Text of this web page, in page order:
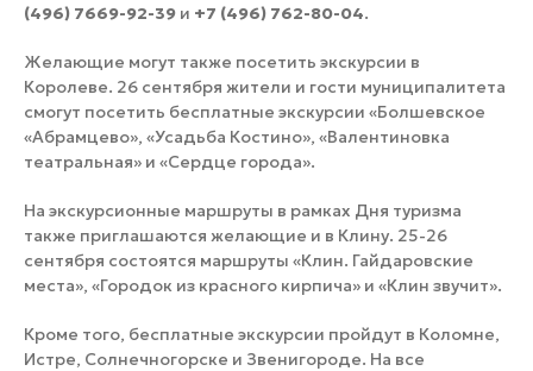
(496) 7669-92-39 и +7 (496) 762-80-04.
Желающие могут также посетить экскурсии в
Королеве. 26 сентября жители и гости муниципалитета
смогут посетить бесплатные экскурсии «Болшевское
«Абрамцево», «Усадьба Костино», «Валентиновка
театральная» и «Сердце города».
На экскурсионные маршруты в рамках Дня туризма
также приглашаются желающие и в Клину. 25-26
сентября состоятся маршруты «Клин. Гайдаровские
места», «Городок из красного кирпича» и «Клин звучит».
Кроме того, бесплатные экскурсии пройдут в Коломне,
Истре, Солнечногорске и Звенигороде. На все